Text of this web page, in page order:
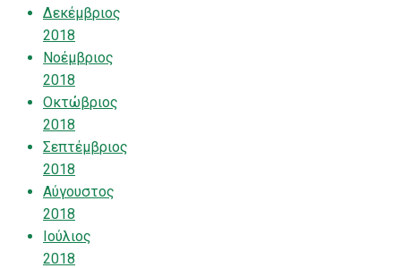
Δεκέμβριος
2018
Νοέμβριος
2018
Οκτώβριος
2018
Σεπτέμβριος
2018
Αύγουστος
2018
Ιούλιος
2018